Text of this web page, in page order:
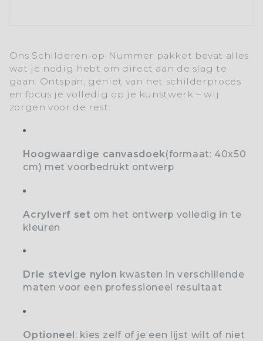
Ons Schilderen-op-Nummer pakket bevat alles
wat je nodig hebt om direct aan de slag te
gaan. Ontspan, geniet van het schilderproces
en focus je volledig op je kunstwerk – wij
zorgen voor de rest:
Hoogwaardige canvasdoek(formaat: 40x50
cm) met voorbedrukt ontwerp
Acrylverf set om het ontwerp volledig in te
kleuren
Drie stevige nylon kwasten in verschillende
maten voor een professioneel resultaat
Optioneel: kies zelf of je een lijst wilt of niet